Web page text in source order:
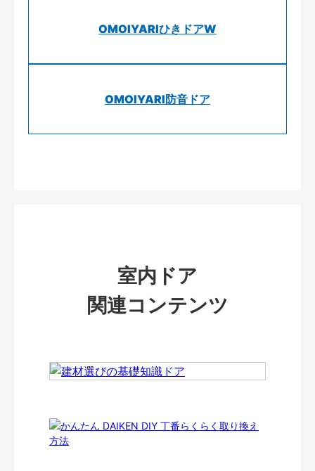
OMOIYARIひきドアW
OMOIYARI防音ドア
室内ドア
関連コンテンツ